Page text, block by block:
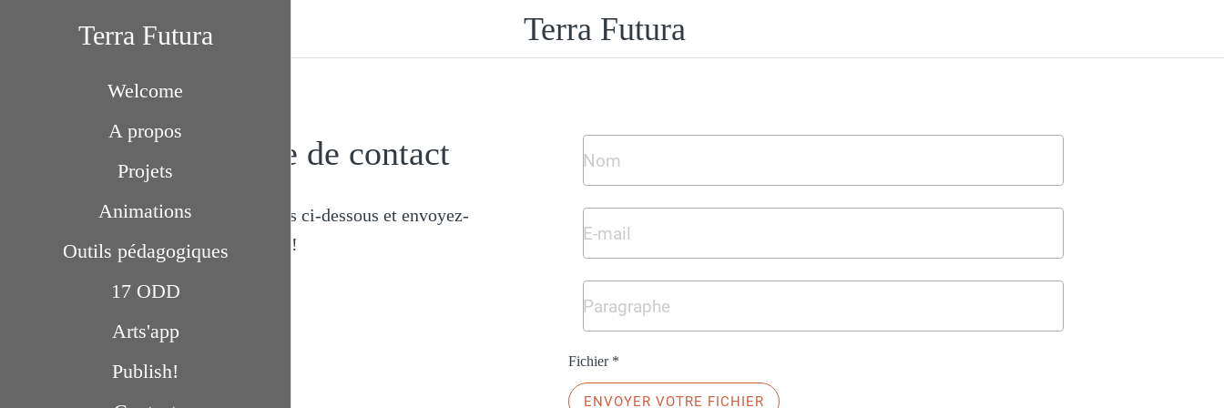
Terra Futura
Welcome
A propos
Projets
Animations
Outils pédagogiques
17 ODD
Arts'app
Publish!
Terra Futura
Formulaire de contact
Remplissez les cases ci-dessous et envoyez-
nous votre message !
Fichier *
ENVOYER VOTRE FICHIER